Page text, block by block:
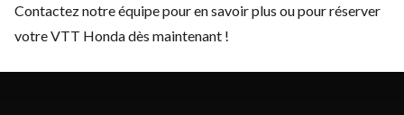
Contactez notre équipepour en savoir plus ou pour réserver
votre VTT Honda dès maintenant !